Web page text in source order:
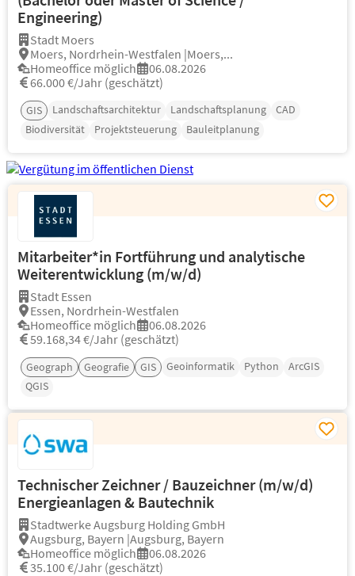
Engineering)
Stadt Moers
Moers, Nordrhein-Westfalen |Moers,...
Homeoffice möglich
06.08.2026
66.000 €/Jahr (geschätzt)
GIS Landschaftsarchitektur Landschaftsplanung
CAD
Biodiversität
Projektsteuerung Bauleitplanung
Mitarbeiter*in Fortführung und analytische
Weiterentwicklung (m/w/d)
Stadt Essen
Essen, Nordrhein-Westfalen
Homeoffice möglich
06.08.2026
59.168,34 €/Jahr (geschätzt)
Geograph Geografie GIS Geoinformatik Python
ArcGIS
QGIS
Technischer Zeichner / Bauzeichner (m/w/d)
Energieanlagen & Bautechnik
Stadtwerke Augsburg Holding GmbH
Augsburg, Bayern |Augsburg, Bayern
Homeoffice möglich
06.08.2026
35.100 €/Jahr (geschätzt)